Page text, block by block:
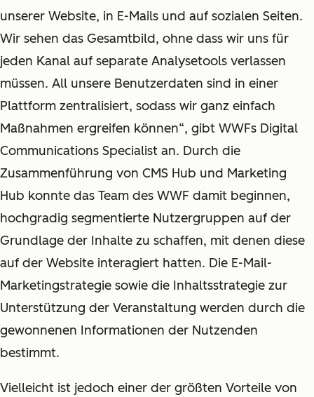
unserer Website, in E-Mails und auf sozialen Seiten.
Wir sehen das Gesamtbild, ohne dass wir uns für
jeden Kanal auf separate Analysetools verlassen
müssen. All unsere Benutzerdaten sind in einer
Plattform zentralisiert, sodass wir ganz einfach
Maßnahmen ergreifen können“, gibt WWFs Digital
Communications Specialist an. Durch die
Zusammenführung von CMS Hub und Marketing
Hub konnte das Team des WWF damit beginnen,
hochgradig segmentierte Nutzergruppen auf der
Grundlage der Inhalte zu schaffen, mit denen diese
auf der Website interagiert hatten. Die E-Mail-
Marketingstrategie sowie die Inhaltsstrategie zur
Unterstützung der Veranstaltung werden durch die
gewonnenen Informationen der Nutzenden
bestimmt.
Vielleicht ist jedoch einer der größten Vorteile von